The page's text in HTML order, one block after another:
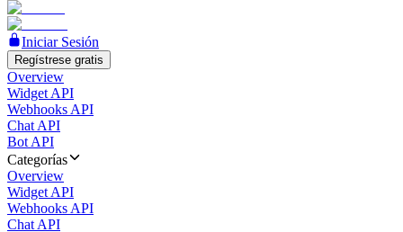
Iniciar Sesión
Regístrese gratis
Overview
Widget API
Webhooks API
Chat API
Bot API
Categorías
Overview
Widget API
Webhooks API
Chat API